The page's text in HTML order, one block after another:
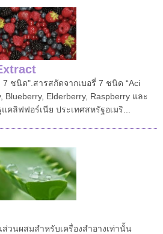
7 ชนิด".สารสกัดจากเบอรี่ 7 ชนิด “Aci
Blueberry, Elderberry, Raspberry และ
คลิฟฟอร์เนีย ประเทศสหรัฐอเมริ...
ส่วนผสมสำหรับเครื่องสำอางเท่านั้น